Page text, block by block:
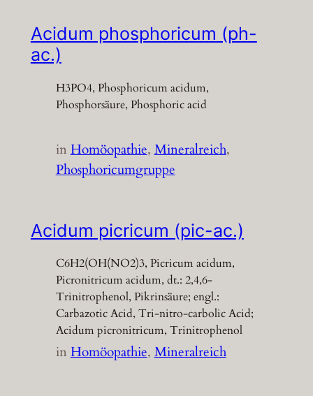
Acidum phosphoricum (ph-
ac.)
H3PO4, Phosphoricum acidum,
Phosphorsäure, Phosphoric acid
inHomöopathie, Mineralreich
Phosphoricumgruppe
Acidum picricum (pic-ac.)
C6H2(OH(NO2)3, Picricum acidum,
Picronitricum acidum, dt.: 2,4,6-
Trinitrophenol, Pikrinsäure; engl.:
Carbazotic Acid, Tri-nitro-carbolic Acid;
Acidum picronitricum, Trinitrophenol
inHomöopathie, Mineralreich